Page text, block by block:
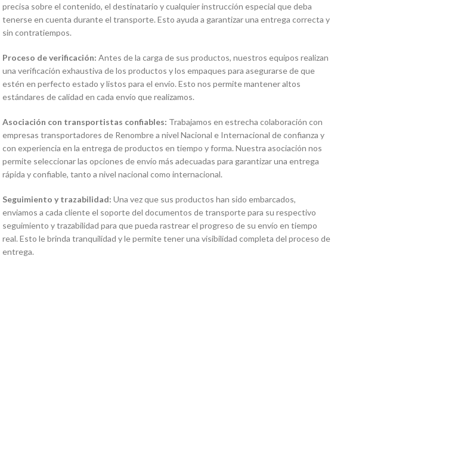
precisa sobre el contenido, el destinatario y cualquier instrucción especial que deba
tenerse en cuenta durante el transporte. Esto ayuda a garantizar una entrega correcta y
sin contratiempos.
Proceso de verificación: Antes de la carga de sus productos, nuestros equipos realizan
una verificación exhaustiva de los productos y los empaques para asegurarse de que
estén en perfecto estado y listos para el envío. Esto nos permite mantener altos
estándares de calidad en cada envío que realizamos.
Asociación con transportistas confiables: Trabajamos en estrecha colaboración con
empresas transportadores de Renombre a nivel Nacional e Internacional de confianza y
con experiencia en la entrega de productos en tiempo y forma. Nuestra asociación nos
permite seleccionar las opciones de envío más adecuadas para garantizar una entrega
rápida y confiable, tanto a nivel nacional como internacional.
Seguimiento y trazabilidad: Una vez que sus productos han sido embarcados,
enviamos a cada cliente el soporte del documentos de transporte para su respectivo
seguimiento y trazabilidad para que pueda rastrear el progreso de su envío en tiempo
real. Esto le brinda tranquilidad y le permite tener una visibilidad completa del proceso de
entrega.